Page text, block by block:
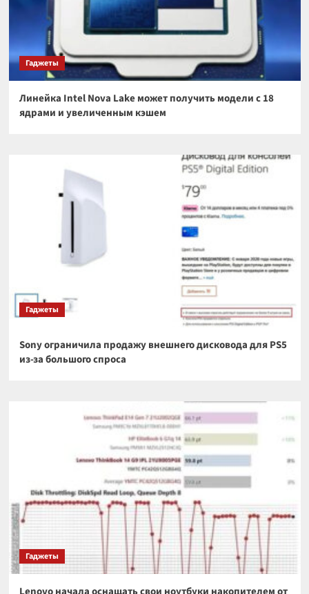
Гаджеты
Линейка Intel Nova Lake может получить модели с 18
ядрами и увеличенным кэшем
Гаджеты
Sony ограничила продажу внешнего дисковода для PS5
из-за большого спроса
Гаджеты